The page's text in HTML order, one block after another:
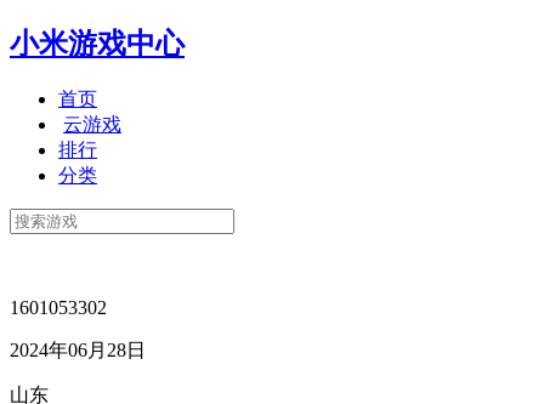
小米游戏中心
首页
云游戏
排行
分类
1601053302
2024年06月28日
山东